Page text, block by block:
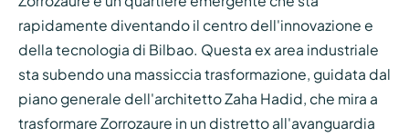
rapidamente diventando il centro dell'innovazione e
della tecnologia di Bilbao. Questa ex area industriale
sta subendo una massiccia trasformazione, guidata dal
piano generale dell'architetto Zaha Hadid, che mira a
trasformare Zorrozaure in un distretto all'avanguardia